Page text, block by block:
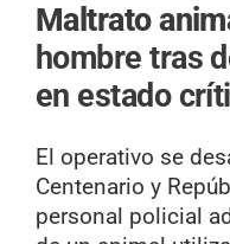
Maltrato
hombre tras
en estado
El operativo se
Centenario y
personal policial